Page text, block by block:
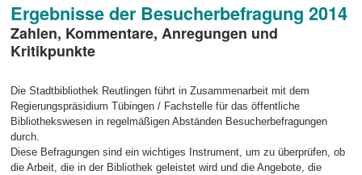
Ergebnisse der Besucherbefragung 2014
Zahlen, Kommentare, Anregungen und
Kritikpunkte
Die Stadtbibliothek Reutlingen führt in Zusammenarbeit mit dem
Regierungspräsidium Tübingen / Fachstelle für das öffentliche
Bibliothekswesen in regelmäßigen Abständen Besucherbefragungen
durch.
Diese Befragungen sind ein wichtiges Instrument, um zu überprüfen, ob
die Arbeit, die in der Bibliothek geleistet wird und die Angebote, die